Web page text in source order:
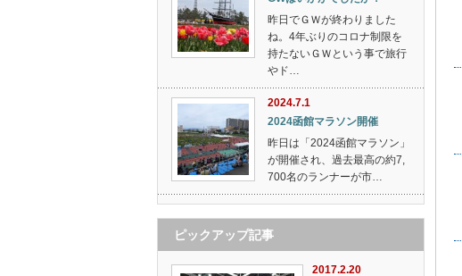
昨日でＧＷが終わりました
ね。4年ぶりのコロナ制限を
持たないＧＷという事で旅行
やド…
2024.7.1
2024函館マラソン開催
昨日は「2024函館マラソン」
が開催され、過去最高の約7,
700名のランナーが市…
ピックアップ記事
2017.2.20